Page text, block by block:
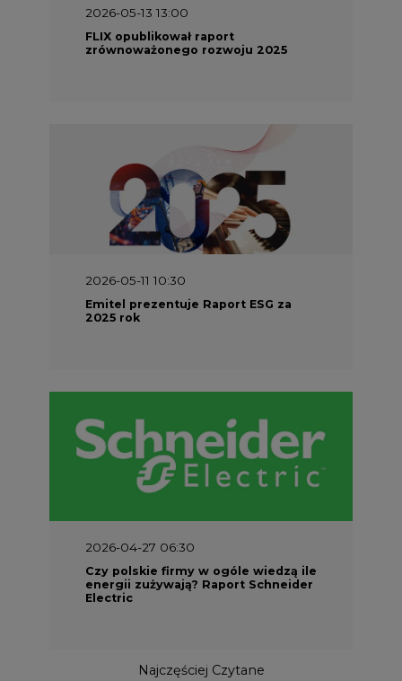
2026-05-13 13:00
FLIX opublikował raport
zrównoważonego rozwoju 2025
2026-05-11 10:30
Emitel prezentuje Raport ESG za
2025 rok
2026-04-27 06:30
Czy polskie firmy w ogóle wiedzą ile
energii zużywają? Raport Schneider
Electric
Najczęściej Czytane